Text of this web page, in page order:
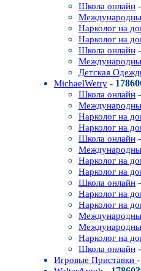
Школа онлайн -
Нарколог на
Нарколог на
Школа онлайн -
Детская
MichaelWetry -
Школа онлайн -
Нарколог на
Нарколог на
Школа онлайн -
Нарколог на
Нарколог на
Школа онлайн -
Нарколог на
Нарколог на
Нарколог на
Школа онлайн -
Игровые Приставки -